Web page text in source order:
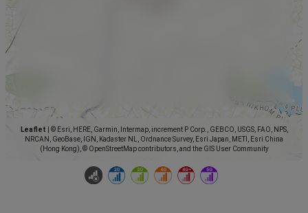
Leaflet
© Esri, HERE, Garmin, Intermap, increment P Corp., GEBCO, USGS, FAO, NPS,
NRCAN, GeoBase, IGN, Kadaster NL, Ordnance Survey, Esri Japan, METI, Esri China
(Hong Kong), © OpenStreetMap contributors, and the GIS User Community